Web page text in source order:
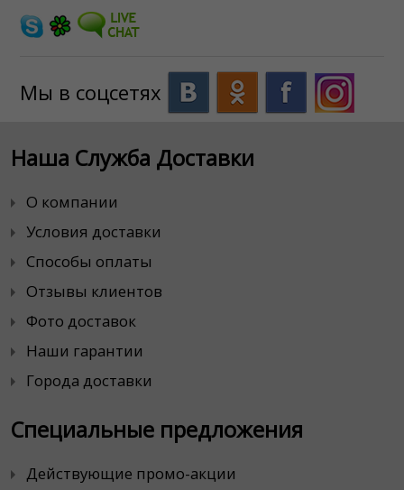
Мы в соцсетях
Наша Служба Доставки
О компании
Условия доставки
Способы оплаты
Отзывы клиентов
Фото доставок
Наши гарантии
Города доставки
Специальные предложения
Действующие промо-акции